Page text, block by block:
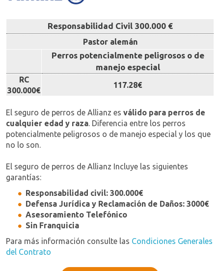
Responsabilidad Civil 300.000 €
Pastor alemán
Perros potencialmente peligrosos o de
manejo especial
RC
300.000€
117.28€
El seguro de perros de Allianz es válido para perros de
cualquier edad y raza. Diferencia entre los perros
potencialmente peligrosos o de manejo especial y los que
no lo son.
El seguro de perros de Allianz Incluye las siguientes
garantías:
Responsabilidad civil: 300.000€
Defensa Jurídica y Reclamación de Daños: 3000€
Asesoramiento Telefónico
Sin Franquicia
Para más información consulte las Condiciones Generales
del Contrato